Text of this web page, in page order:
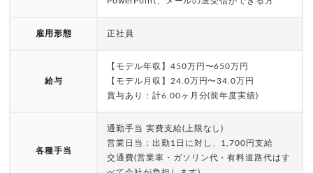
雇用形態 正社員
給与
【モデル年収】450万円〜650万円
【モデル月収】24.0万円〜34.0万円
賞与あり：計6.00ヶ月分(前年度実績)
各種手当
通勤手当 実費支給(上限なし)
営業日当：出勤1日に対し、1,700円支給
交通費(営業車・ガソリン代・有料道路代はす